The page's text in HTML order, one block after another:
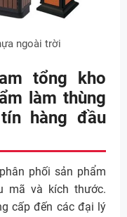
ngoài trời
tổng kho
làm thùng
hàng đầu
phối sản phẩm
mã và kích thước.
cấp đến các đại lý